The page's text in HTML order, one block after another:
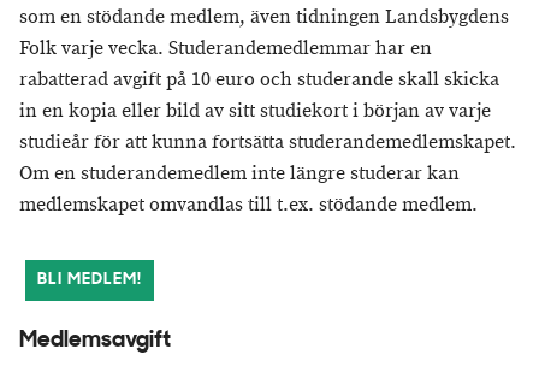
som en stödande medlem, även tidningen Landsbygdens
Folk varje vecka. Studerandemedlemmar har en
rabatterad avgift på 10 euro och studerande skall skicka
in en kopia eller bild av sitt studiekort i början av varje
studieår för att kunna fortsätta studerandemedlemskapet.
Om en studerandemedlem inte längre studerar kan
medlemskapet omvandlas till t.ex. stödande medlem.
BLI MEDLEM!
Medlemsavgift